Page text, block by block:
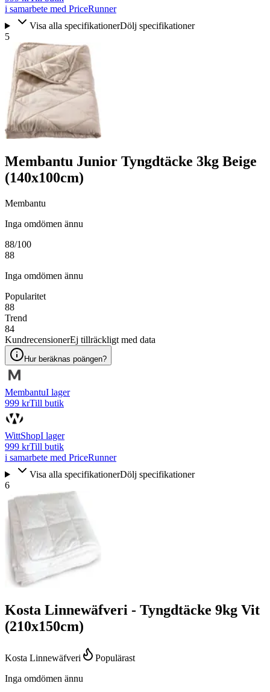
i samarbete med PriceRunner
Visa alla specifikationerDölj specifikationer
5
Membantu Junior Tyngdtäcke 3kg Beige
(140x100cm)
Membantu
Inga omdömen ännu
88/100
88
Inga omdömen ännu
Popularitet
88
Trend
84
KundrecensionerEj tillräckligt med data
Hur beräknas poängen?
MembantuI lager
999 krTill butik
WittShopI lager
999 krTill butik
i samarbete med PriceRunner
Visa alla specifikationerDölj specifikationer
6
Kosta Linnewäfveri - Tyngdtäcke 9kg Vit
(210x150cm)
Kosta Linnewäfveri
Populärast
Inga omdömen ännu